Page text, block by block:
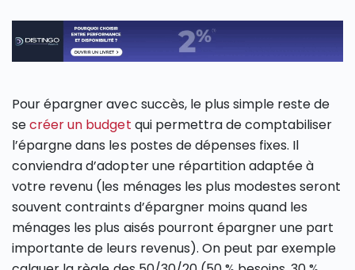
Pour épargner avec succès, le plus simple reste de
secréer un budget qui permettra de comptabiliser
l’épargne dans les postes de dépenses fixes. Il
conviendra d’adopter une répartition adaptée à
votre revenu (les ménages les plus modestes seront
souvent contraints d’épargner moins quand les
ménages les plus aisés pourront épargner une part
importante de leurs revenus). On peut par exemple